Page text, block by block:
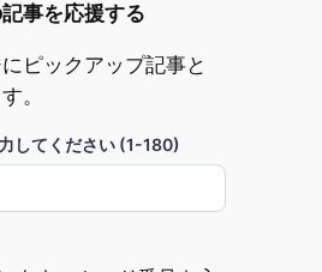
事を応援する
ピックアップ記事と
。
してください (1-180)